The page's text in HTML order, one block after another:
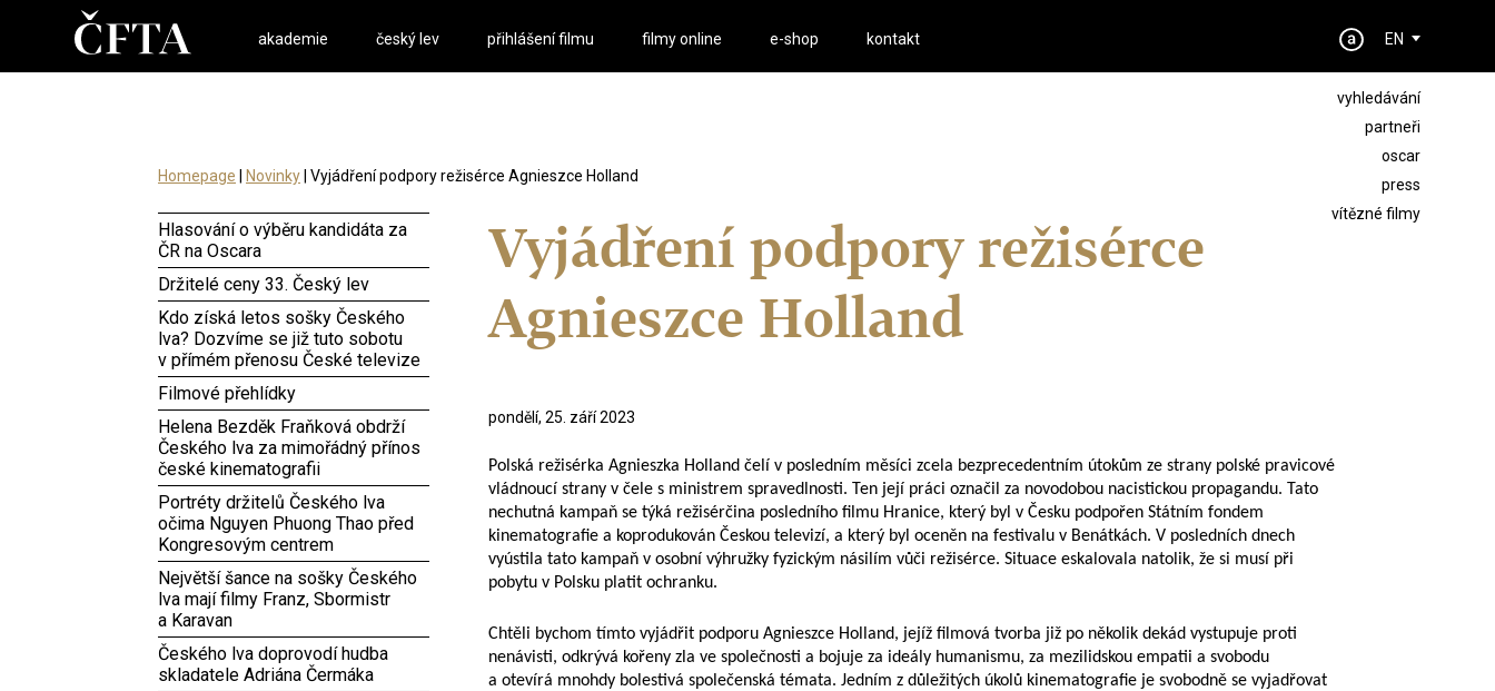
akademie český lev přihlášení filmu filmy online e-shop kontakt EN
vyhledávání
partneři
oscar
press
vítězné filmy
Homepage Novinky | Vyjádření podpory režisérce Agnieszce Holland
Vyjádření podpory režisérce
Agnieszce Holland
pondělí, 25. září 2023
Polská režisérka Agnieszka Holland čelí v posledním měsíci zcela bezprecedentním útokům ze strany polské pravicové
vládnoucí strany v čele s ministrem spravedlnosti. Ten její práci označil za novodobou nacistickou propagandu. Tato
nechutná kampaň se týká režisérčina posledního filmu Hranice, který byl v Česku podpořen Státním fondem
kinematografie a koprodukován Českou televizí, a který byl oceněn na festivalu v Benátkách. V posledních dnech
vyústila tato kampaň v osobní výhružky fyzickým násilím vůči režisérce. Situace eskalovala natolik, že si musí při
pobytu v Polsku platit ochranku.
Chtěli bychom tímto vyjádřit podporu Agnieszce Holland, jejíž filmová tvorba již po několik dekád vystupuje proti
nenávisti, odkrývá kořeny zla ve společnosti a bojuje za ideály humanismu, za mezilidskou empatii a svobodu
a otevírá mnohdy bolestivá společenská témata. Jedním z důležitých úkolů kinematografie je svobodně se vyjadřovat
Hlasování o výběru kandidáta za
ČR na Oscara
Držitelé ceny 33. Český lev
Kdo získá letos sošky Českého
lva? Dozvíme se již tuto sobotu
v přímém přenosu České televize
Filmové přehlídky
Helena Bezděk Fraňková obdrží
Českého lva za mimořádný přínos
české kinematografii
Portréty držitelů Českého lva
očima Nguyen Phuong Thao před
Kongresovým centrem
Největší šance na sošky Českého
lva mají filmy Franz, Sbormistr
a Karavan
Českého lva doprovodí hudba
skladatele Adriána Čermáka